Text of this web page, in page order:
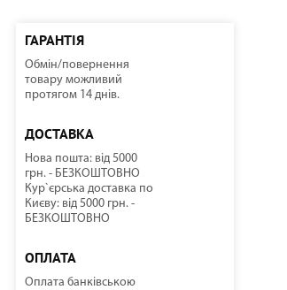
КОМПРЕСОРНО-КОНДЕНСАТОРНІ БЛОКИ
СОНЯЧНІ КОЛЕКТОРИ
КУЛЕРИ ДЛЯ ВОДИ
ТЕПЛОВІ ГАРМАТИ
ГАРАНТІЯ
Обмін/повернення
товару можливий
протягом 14 днів.
ДОСТАВКА
Нова пошта: від 5000
грн. - БЕЗКОШТОВНО
Кур`єрська доставка по
Києву: від 5000 грн. -
БЕЗКОШТОВНО
ОПЛАТА
Оплата банківською